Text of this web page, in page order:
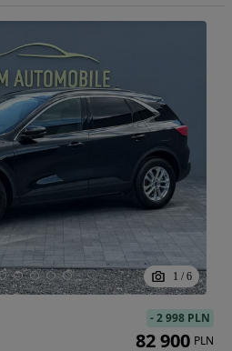
1 / 6
-2 998 PLN
82 900 PLN